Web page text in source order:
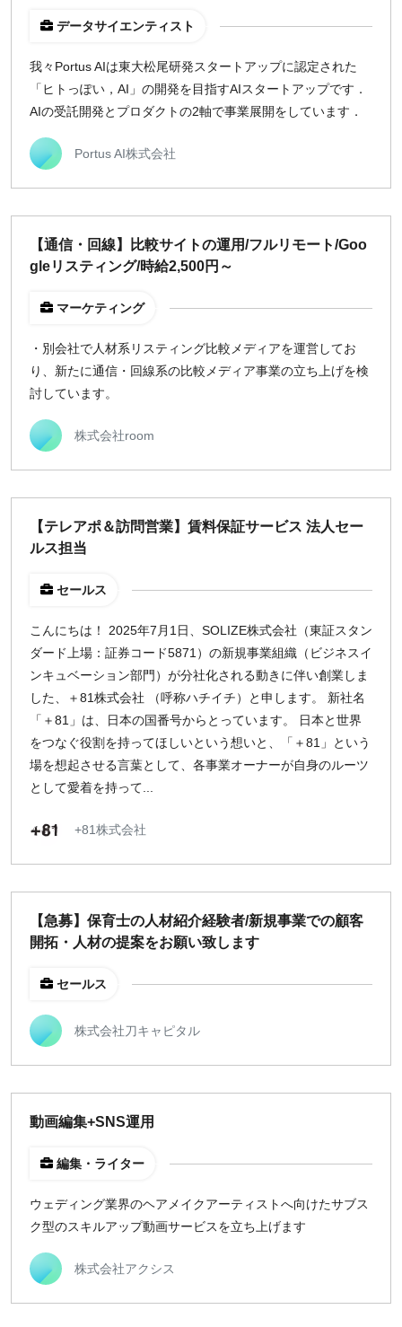
データサイエンティスト
我々Portus AIは東大松尾研発スタートアップに認定された
「ヒトっぽい，AI」の開発を目指すAIスタートアップです．
AIの受託開発とプロダクトの2軸で事業展開をしています．
Portus AI株式会社
【通信・回線】比較サイトの運用/フルリモート/Goo
gleリスティング/時給2,500円～
マーケティング
・別会社で人材系リスティング比較メディアを運営してお
り、新たに通信・回線系の比較メディア事業の立ち上げを検
討しています。
株式会社room
【テレアポ＆訪問営業】賃料保証サービス 法人セー
ルス担当
セールス
こんにちは！ 2025年7月1日、SOLIZE株式会社（東証スタン
ダード上場：証券コード5871）の新規事業組織（ビジネスイ
ンキュベーション部門）が分社化される動きに伴い創業しま
した、＋81株式会社 （呼称ハチイチ）と申します。 新社名
「＋81」は、日本の国番号からとっています。 日本と世界
をつなぐ役割を持ってほしいという想いと、「＋81」という
場を想起させる言葉として、各事業オーナーが自身のルーツ
として愛着を持って...
+81株式会社
【急募】保育士の人材紹介経験者/新規事業での顧客
開拓・人材の提案をお願い致します
セールス
株式会社刀キャピタル
動画編集+SNS運用
編集・ライター
ウェディング業界のヘアメイクアーティストへ向けたサブス
ク型のスキルアップ動画サービスを立ち上げます
株式会社アクシス